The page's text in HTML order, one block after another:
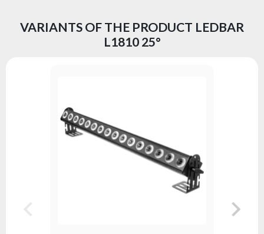
VARIANTS OF THE PRODUCT LEDBAR
L1810 25°